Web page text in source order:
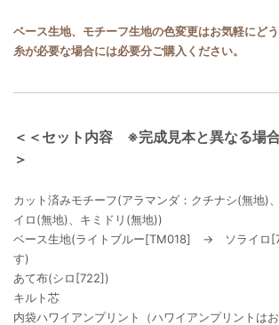
ベース生地、モチーフ生地の色変更はお気軽にど
糸が必要な場合には必要分ご購入ください。
＜＜セット内容 ※完成見本と異なる場
＞
カット済みモチーフ(アラマンダ：クチナシ(無地)
イロ(無地)、キミドリ(無地))
ベース生地(ライトブルー[TM018] → ソライロ
す)
あて布(シロ[722])
キルト芯
内袋ハワイアンプリント（ハワイアンプリントはお